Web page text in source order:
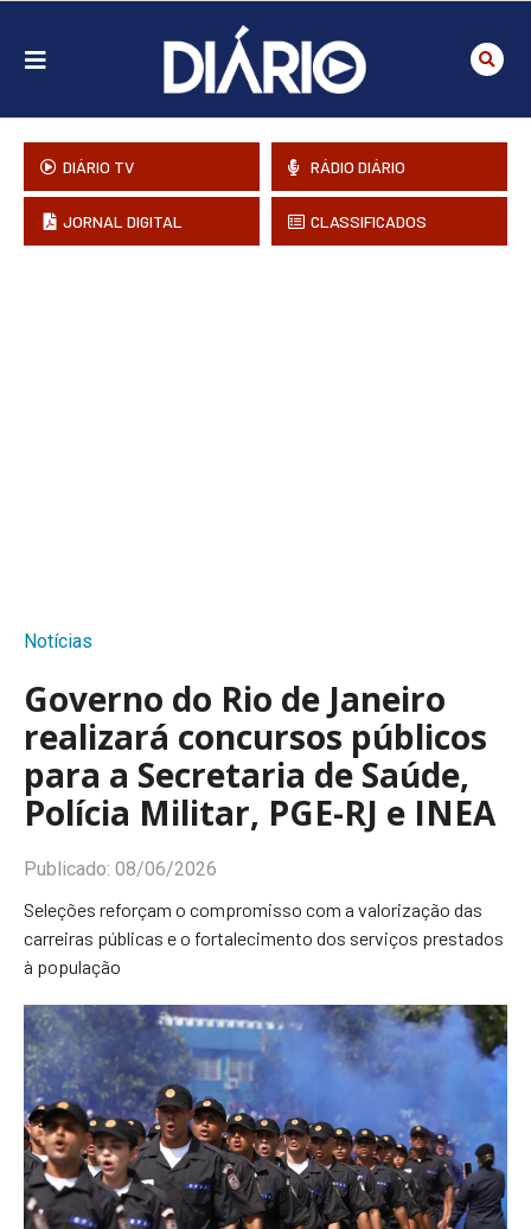
DIÁRIO TV RÁDIO DIÁRIO
JORNAL DIGITAL CLASSIFICADOS
Notícias
Governo do Rio de Janeiro
realizará concursos públicos
para a Secretaria de Saúde,
Polícia Militar, PGE-RJ e INEA
Publicado: 08/06/2026
Seleções reforçam o compromisso com a valorização das
carreiras públicas e o fortalecimento dos serviços prestados
à população